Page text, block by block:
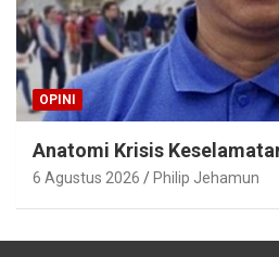
OPINI
Anatomi Krisis
6 Agustus 2026 Philip Jehamun